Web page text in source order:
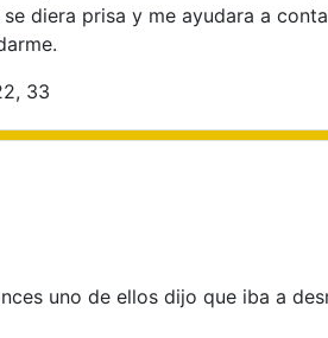
diera prisa y me ayudara a
33
uno de ellos dijo que iba a